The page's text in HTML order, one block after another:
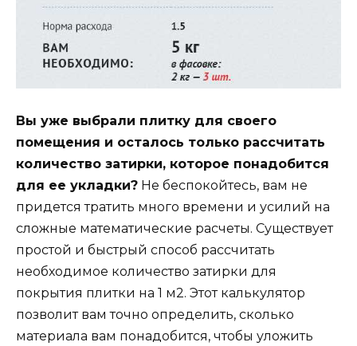
Вы уже выбрали плитку для своего
помещения и осталось только рассчитать
количество затирки, которое понадобится
для ее укладки? Не беспокойтесь, вам не
придется тратить много времени и усилий на
сложные математические расчеты. Существует
простой и быстрый способ рассчитать
необходимое количество затирки для
покрытия плитки на 1 м2. Этот калькулятор
позволит вам точно определить, сколько
материала вам понадобится, чтобы уложить